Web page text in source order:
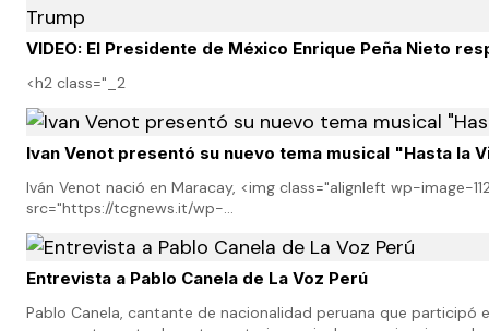
VIDEO: El Presidente de México Enrique Peña Nieto
<h2 class="_2
Ivan Venot presentó su nuevo tema musical "Hasta la
Iván Venot nació en Maracay, <img class="alignleft wp-image-
src="https://tcgnews.it/wp-
content/uploads/2017/01/
width="15
Entrevista a Pablo Canela de La Voz Perú
Pablo Canela, cantante de nacionalidad peruana que participó